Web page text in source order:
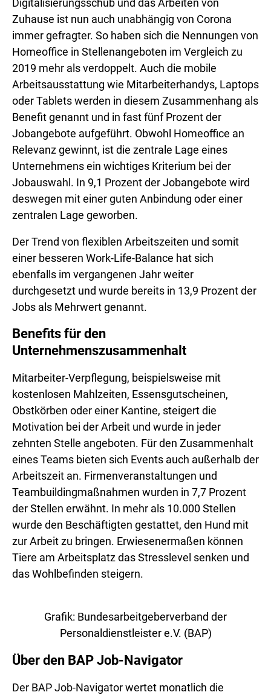
Digitalisierungsschub und das Arbeiten von
Zuhause ist nun auch unabhängig von Corona
immer gefragter. So haben sich die Nennungen von
Homeoffice in Stellenangeboten im Vergleich zu
2019 mehr als verdoppelt. Auch die mobile
Arbeitsausstattung wie Mitarbeiterhandys, Laptops
oder Tablets werden in diesem Zusammenhang als
Benefit genannt und in fast fünf Prozent der
Jobangebote aufgeführt. Obwohl Homeoffice an
Relevanz gewinnt, ist die zentrale Lage eines
Unternehmens ein wichtiges Kriterium bei der
Jobauswahl. In 9,1 Prozent der Jobangebote wird
deswegen mit einer guten Anbindung oder einer
zentralen Lage geworben.
Der Trend von flexiblen Arbeitszeiten und somit
einer besseren Work-Life-Balance hat sich
ebenfalls im vergangenen Jahr weiter
durchgesetzt und wurde bereits in 13,9 Prozent der
Jobs als Mehrwert genannt.
Benefits für den
Unternehmenszusammenhalt
Mitarbeiter-Verpflegung, beispielsweise mit
kostenlosen Mahlzeiten, Essensgutscheinen,
Obstkörben oder einer Kantine, steigert die
Motivation bei der Arbeit und wurde in jeder
zehnten Stelle angeboten. Für den Zusammenhalt
eines Teams bieten sich Events auch außerhalb der
Arbeitszeit an. Firmenveranstaltungen und
Teambuildingmaßnahmen wurden in 7,7 Prozent
der Stellen erwähnt. In mehr als 10.000 Stellen
wurde den Beschäftigten gestattet, den Hund mit
zur Arbeit zu bringen. Erwiesenermaßen können
Tiere am Arbeitsplatz das Stresslevel senken und
das Wohlbefinden steigern.
Grafik: Bundesarbeitgeberverband der
Personaldienstleister e.V. (BAP)
Über den BAP Job-Navigator
Der BAP Job-Navigator wertet monatlich die